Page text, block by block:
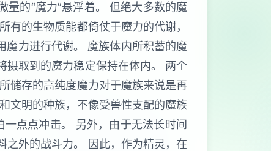
量的“魔力”悬浮着。 但绝大多数的魔
的生物质能都倚仗于魔力的代谢，
魔力进行代谢。 魔族体内所积蓄的魔
摄取到的魔力稳定保持在体内。 两个
储存的高纯度魔力对于魔族来说是再
文明的种族，不像受兽性支配的魔族
点点冲击。 另外，由于无法长时间
之外的战斗力。 因此，作为精灵，在